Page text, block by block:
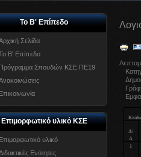
Το Β' Επίπεδο
Σελίδα
Β' Επίπεδο
Πρόγραμμα Σπουδών ΚΣΕ ΠΕ19
Επικοινωνία
Επιμορφωτικό υλικό ΚΣΕ
Επιμορφωτικό υλικό
Ενότητες
Α/
Α